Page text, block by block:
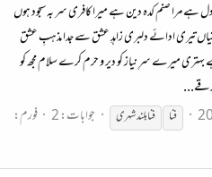
ہے مرا صنم کدہ دین ہے میرا کافری سر بہ سجود ہوں
تیری ادائے دلبری زاہدِ عشق سے جدا مذہبِ عشق
میرے سرِ نیاز کو دیر و حرم کرے سلام مجھ کو
فنا فنابلند شہری جوابات: 2
فورم: